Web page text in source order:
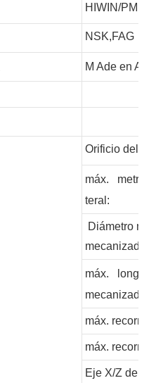
HIWIN/PMI
NSK,FAG
M Ade en
Orificio del
máx. metro
teral:
Diámetro
mecanizado
máx.
mecanizado
máx.
máx.
Eje X/Z de